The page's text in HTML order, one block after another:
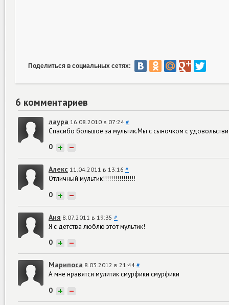
Поделиться в социальных сетях:
6 комментариев
лаура 16.08.2010 в 07:24 #
Спасибо большое за мультик.Мы с сыночком с
0 + −
Алекс 11.04.2011 в 13:16 #
Отличный мультик!!!!!!!!!!!!!!!!
0 + −
Аня 8.07.2011 в 19:35 #
Я с детства люблю этот мультик!
0 + −
Марипоса 8.03.2012 в 21:44 #
А мне нравятся мулитик смурфики смурфики
0 + −